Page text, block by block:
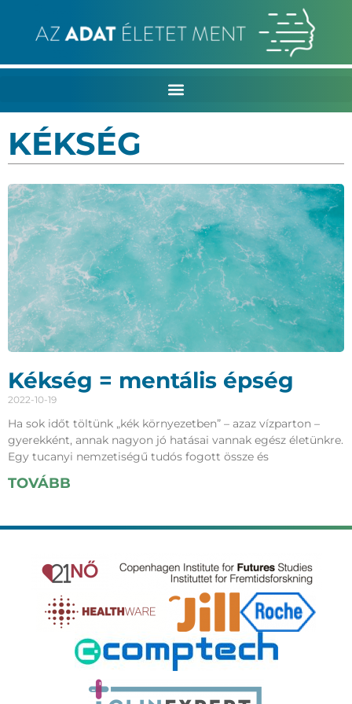
KÉKSÉG
Kékség = mentális épség
2022-10-19
Ha sok időt töltünk „kék környezetben” – azaz vízparton –
gyerekként, annak nagyon jó hatásai vannak egész életünkre.
Egy tucanyi nemzetiségű tudós fogott össze és
TOVÁBB